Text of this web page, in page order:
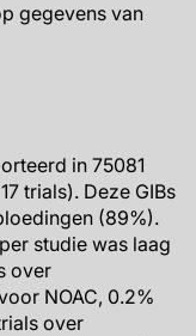
gegevens van
in 75081
trials). Deze GIBs
(89%).
studie was laag
over
NOAC, 0.2%
over